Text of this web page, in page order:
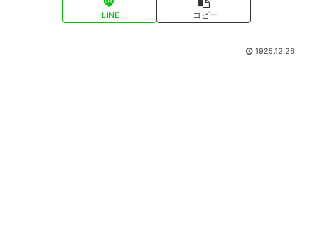
LINE コピー
1925.12.26